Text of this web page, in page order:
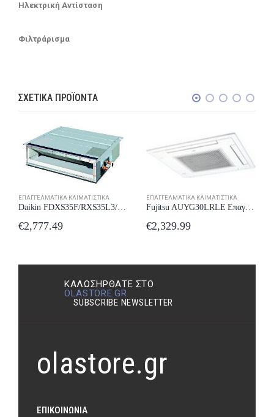
Ηλεκτρική Αντίσταση
Φιλτράρισμα
ΣΧΕΤΙΚΆ ΠΡΟΪΌΝΤΑ
ΕΠΑΓΓΕΛΜΑΤΙΚΆ ΚΛΙΜΑΤΙΣΤΙΚΆ
Daikin FDXS35F/RXS35L3/BRC1D52 Επαγγελματικό Κλιματιστικό Inverter Καναλάτο 12000 BTU
€2,777.49
ΕΠΑΓΓΕΛΜΑΤΙΚΆ ΚΛΙΜΑΤΙΣΤΙΚΆ
Fujitsu AUYG30LRLE Επαγγελματικό Κλιματιστικό Inverter Κασέτα 30000 BTU
€2,329.99
ΚΑΛΩΣΉΡΘΑΤΕ ΣΤΟ
OLASTORE.GR
SUBSCRIBE NEWSLETTER
olastore.gr
ΕΠΙΚΟΙΝΩΝΊΑ